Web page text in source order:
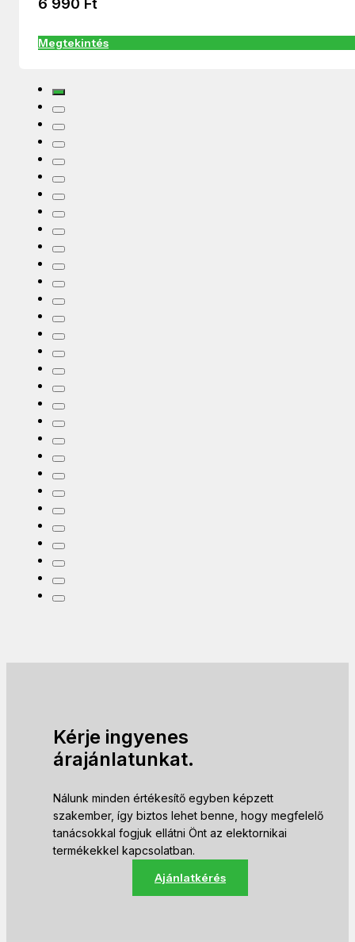
6 990 Ft
Megtekintés
Kérje ingyenes
árajánlatunkat.
Nálunk minden értékesítő egyben képzett
szakember, így biztos lehet benne, hogy megfelelő
tanácsokkal fogjuk ellátni Önt az elektornikai
termékekkel kapcsolatban.
Ajánlatkérés